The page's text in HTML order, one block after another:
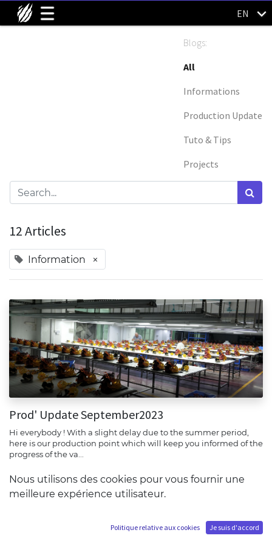
EN
Blogs:
All
Informations
Production Update
Tuto & Tips
Projects
12 Articles
Information ×
Prod' Update September2023
Hi everybody ! With a slight delay due to the summer period,
here is our production point which will keep you informed of the
progress of the va...
Nous utilisons des cookies pour vous fournir une
meilleure expérience utilisateur.
Politique relative aux cookies Je suis d'accord